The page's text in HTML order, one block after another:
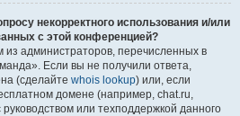
некорректного использования и/или
с этой конференцией?
администраторов, перечисленных в
Если вы не получили ответа,
(сделайте whois lookup) или, если
домене (например, chat.ru,
руководством или техподдержкой данного